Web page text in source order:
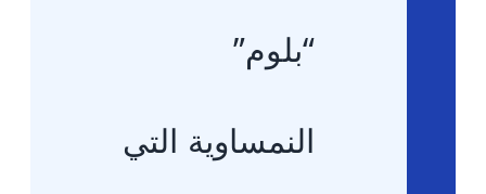
“بلوم”
النمساوية التي